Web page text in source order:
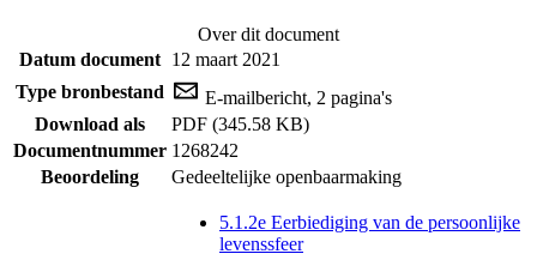
Over dit document
Datum document 12 maart 2021
Type bronbestand
E-mailbericht, 2 pagina's
Download als
PDF (345.58 KB)
Documentnummer 1268242
Beoordeling
Gedeeltelijke openbaarmaking
5.1.2e Eerbiediging van de persoonlijke
levenssfeer